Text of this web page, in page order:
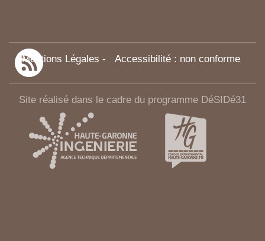
Mentions Légales - Accessibilité : non conforme
Site réalisé dans le cadre du programme DéSIDé31